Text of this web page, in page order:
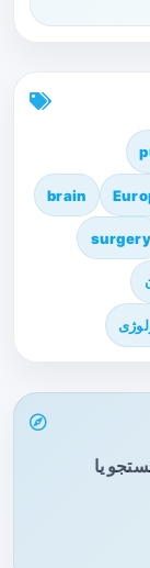
brain
surgery
یا